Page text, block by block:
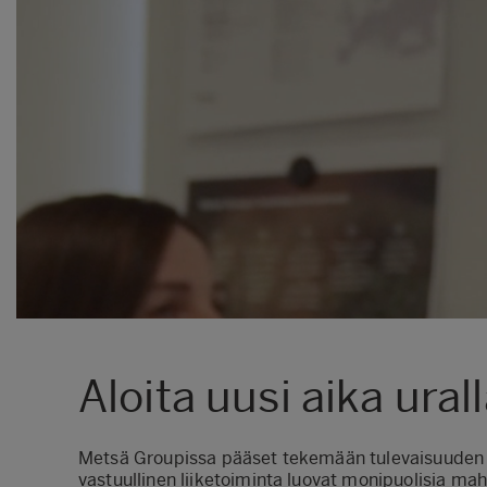
Aloita uusi aika
Metsä Groupissa pääset tekemään
vastuullinen liiketoiminta luovat monipuolisia